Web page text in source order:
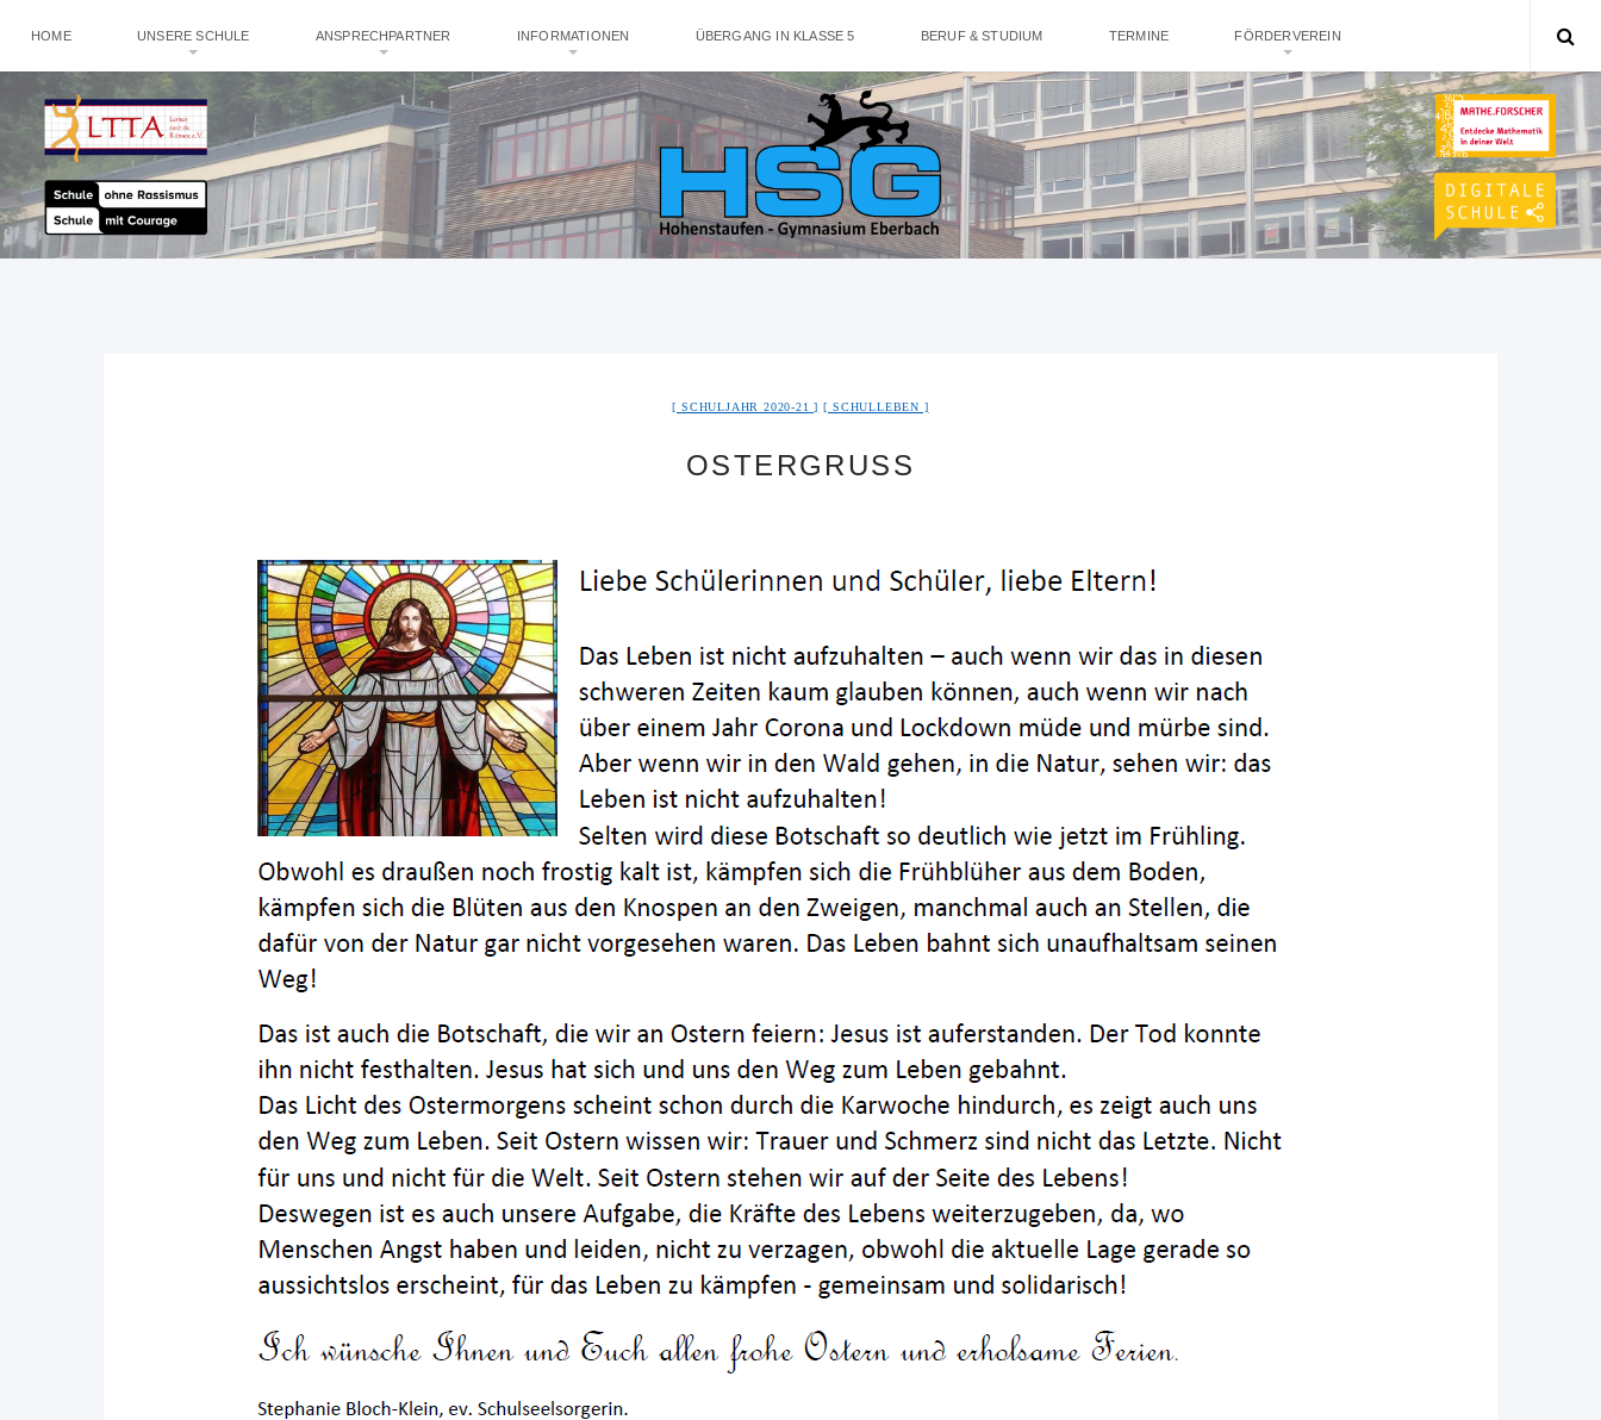
HOME UNSERE SCHULE ANSPRECHPARTNER INFORMATIONEN ÜBERGANG IN KLASSE 5 BERUF & STUDIUM TERMINE FÖRDERVEREIN
SCHULJAHR 2020-21 SCHULLEBEN
OSTERGRUSS